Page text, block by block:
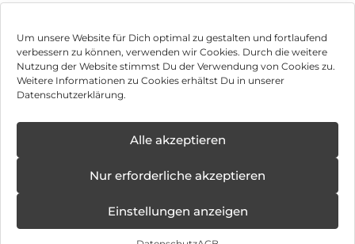
Um unsere Website für Dich optimal zu gestalten und fortlaufend
verbessern zu können, verwenden wir Cookies. Durch die weitere
Nutzung der Website stimmst Du der Verwendung von Cookies zu.
Weitere Informationen zu Cookies erhältst Du in unserer
Datenschutzerklärung.
Alle akzeptieren
Nur erforderliche akzeptieren
Einstellungen anzeigen
Impressum
Hinweis zur Batterieentsorgung
Newsletter